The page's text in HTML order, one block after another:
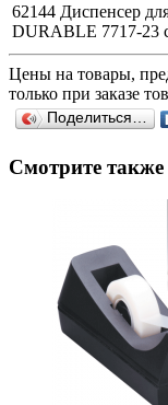
62144 Диспенсер
DURABLE 7717-23
Цены на товары,
только при заказе
Поделиться…
Смотрите также